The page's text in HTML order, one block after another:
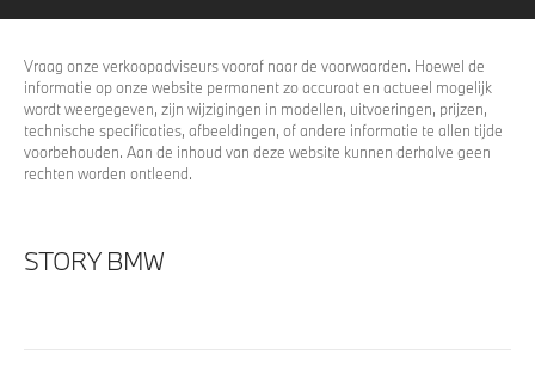
voordeel.
Vraag onze verkoopadviseurs vooraf naar de voorwaarden. Hoewel de
informatie op onze website permanent zo accuraat en actueel mogelijk
wordt weergegeven, zijn wijzigingen in modellen, uitvoeringen, prijzen,
technische specificaties, afbeeldingen, of andere informatie te allen tijde
voorbehouden. Aan de inhoud van deze website kunnen derhalve geen
rechten worden ontleend.
STORY BMW